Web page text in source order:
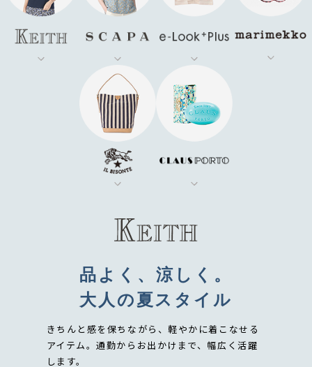
品よく、涼しく。
大人の夏スタイル
きちんと感を保ちながら、軽やかに着こなせる
アイテム。通勤からお出かけまで、幅広く活躍
します。